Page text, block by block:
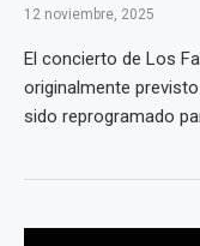
12 noviembre, 2025
El concierto de Los
originalmente
sido reprogramado